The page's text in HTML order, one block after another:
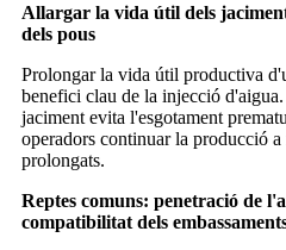
Allargar la vida útil dels
dels pous
Prolongar la vida útil productiva
benefici clau de la injecció
jaciment evita l'esgotament
operadors continuar la producció
prolongats.
Reptes comuns: penetració de
compatibilitat dels